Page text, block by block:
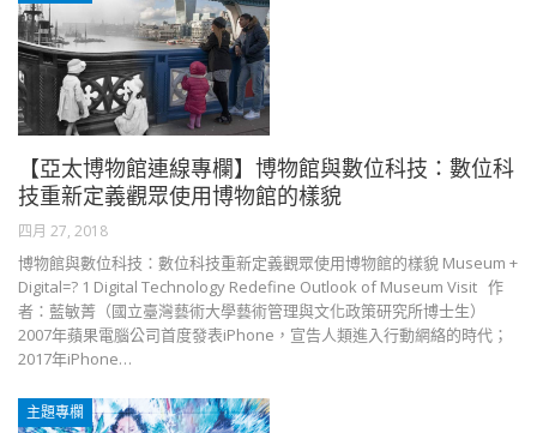
【亞太博物館連線專欄】博物館與數位科技：數位科
技重新定義觀眾使用博物館的樣貌
四月 27, 2018
博物館與數位科技：數位科技重新定義觀眾使用博物館的樣貌 Museum +
Digital=? 1 Digital Technology Redefine Outlook of Museum Visit 作
者：藍敏菁（國立臺灣藝術大學藝術管理與文化政策研究所博士生）
2007年蘋果電腦公司首度發表iPhone，宣告人類進入行動網絡的時代；
2017年iPhone…
主題專欄